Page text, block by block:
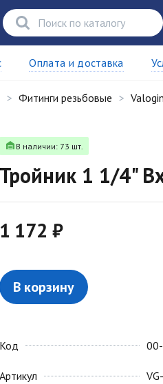
Оплата и доставка
Фитинги резьбовые Valogin
В наличии: 73 шт.
Тройник 1 1/4"
1 172 ₽
В корзину
Код
Артикул